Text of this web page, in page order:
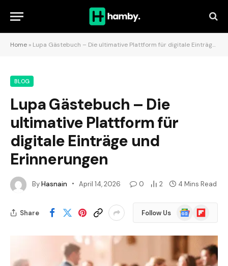
Home » Lupa Gästebuch – Die ultimative Plattform für digitale Einträge und Erinnerungen
BLOG
Lupa Gästebuch – Die
ultimative Plattform für
digitale Einträge und
Erinnerungen
ByHasnain April 14, 2026 0 2 4 Mins Read
Share Follow Us
Google
News
Flipboard